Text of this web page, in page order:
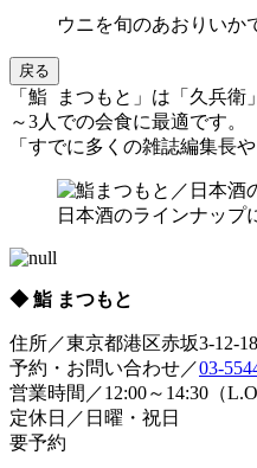
ウニを旬のあおりいか
戻る
「鮨 まつもと」は「久兵
～3人での会食に最適です。
「すでに多くの雑誌編集長
日本酒のラインナッ
◆ 鮨 まつもと
住所／東京都港区赤坂3-12-
予約・お問い合わせ／03-
営業時間／12:00～14:30（
定休日／日曜・祝日
要予約